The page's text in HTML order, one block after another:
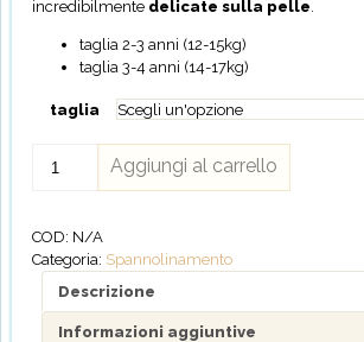
incredibilmente delicate sulla pelle.
taglia 2-3 anni (12-15kg)
taglia 3-4 anni (14-17kg)
taglia
da
Apprendimento
da
Aggiungi al carrello
COD: N/A
Categoria: Spannolinamento
Descrizione
Informazioni aggiuntive